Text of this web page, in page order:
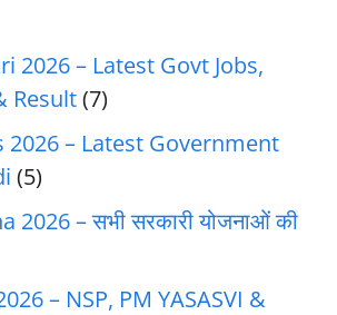
2026 – Latest Govt Jobs,
Result(7)
2026 – Latest Government
(5)
2026 – सभी सरकारी योजनाओं की
– NSP, PM YASASVI &